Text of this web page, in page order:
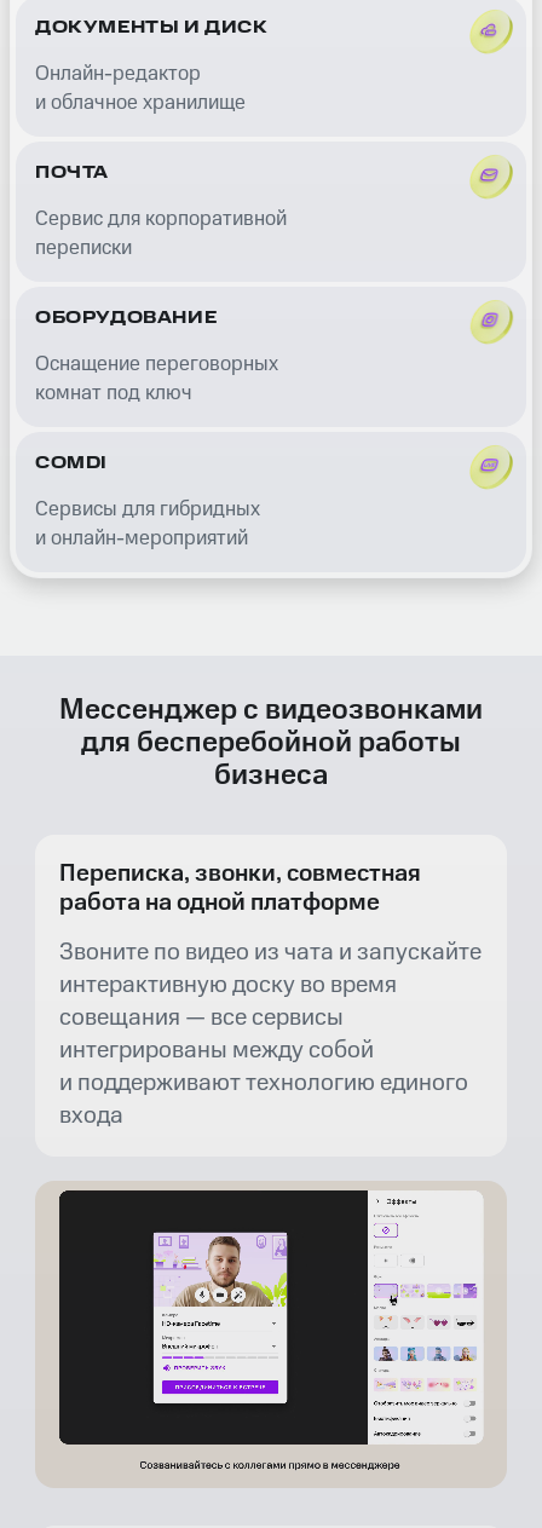
ДОКУМЕНТЫ И ДИСК
Онлайн-редактор
и облачное хранилище
ПОЧТА
Сервис для корпоративной
переписки
ОБОРУДОВАНИЕ
Оснащение переговорных
комнат под ключ
COMDI
Сервисы для гибридных
и онлайн-мероприятий
Мессенджер с видеозвонками
для бесперебойной работы
бизнеса
Переписка, звонки, совместная
работа на одной платформе
Звоните по видео из чата и запускайте
интерактивную доску во время
совещания — все сервисы
интегрированы между собой
и поддерживают технологию единого
входа